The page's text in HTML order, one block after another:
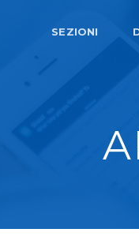
SEZIONI